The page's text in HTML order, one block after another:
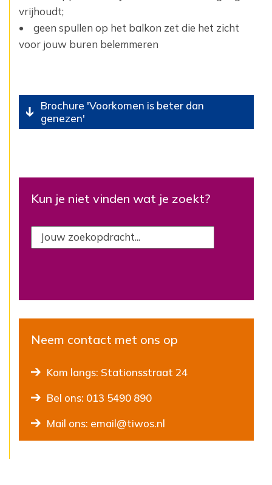
vrijhoudt;‎
• geen spullen op het balkon zet die het zicht
voor jouw buren belemmeren
Brochure 'Voorkomen is beter dan
genezen'
Kun je niet vinden wat je zoekt?
Neem contact met ons op
Kom langs: Stationsstraat 24
Bel ons: 013 5490 890
Mail ons: email@tiwos.nl